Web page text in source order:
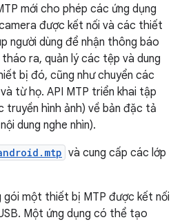
mới cho phép các ứng dụng
được kết nối và các thiết
người dùng để nhận thông báo
ra, quản lý các tệp và dung
bị đó, cũng như chuyển các
từ họ. API MTP triển khai tập
truyền hình ảnh) về bản đặc tả
dung nghe nhìn).
và cung cấp các lớp
gói một thiết bị MTP được kết nối
Một ứng dụng có thể tạo